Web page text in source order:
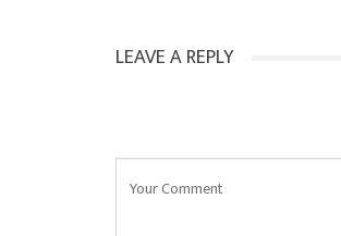
LEAVE A REPLY